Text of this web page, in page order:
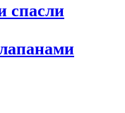
спасли